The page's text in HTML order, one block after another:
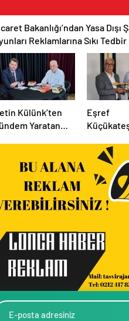
Bakanlığı’ndan Yasa Dışı
Reklamlarına Sıkı Tedbir
Külünk’ten
Yaratan
İlişkin
Eşref
Hüseyin
Mutlu’ya
Ziyaret